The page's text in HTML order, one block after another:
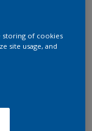
storing of cookies
site usage, and